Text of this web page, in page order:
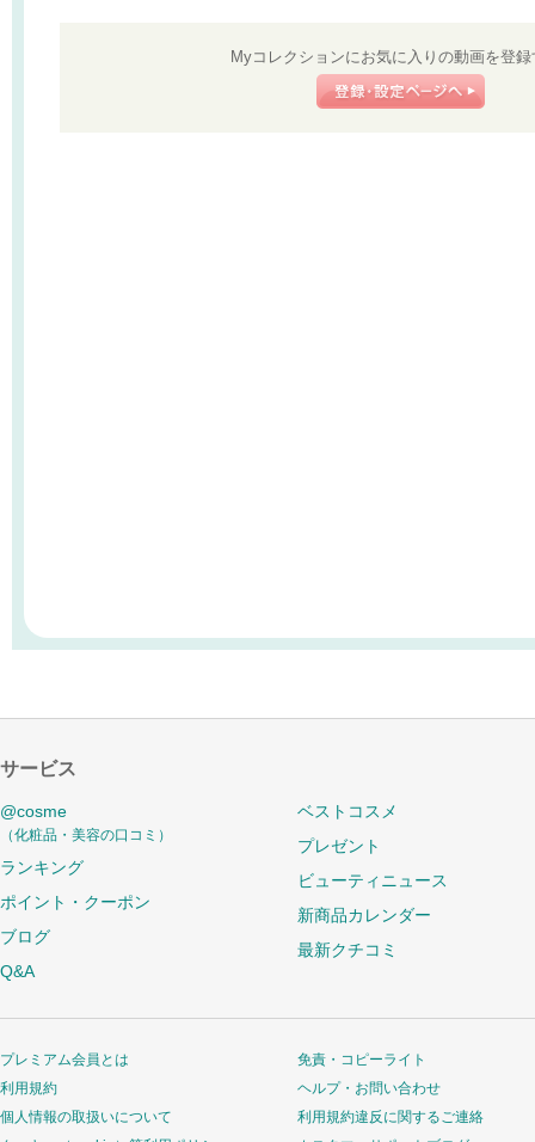
Myコレクションにお気に入りの動画を登録
サービス
@cosme
（化粧品・美容の口コミ）
ランキング
ポイント・クーポン
ブログ
Q&A
ベストコスメ
プレゼント
ビューティニュース
新商品カレンダー
最新クチコミ
プレミアム会員とは
利用規約
個人情報の取扱いについて
免責・コピーライト
ヘルプ・お問い合わせ
利用規約違反に関するご連絡